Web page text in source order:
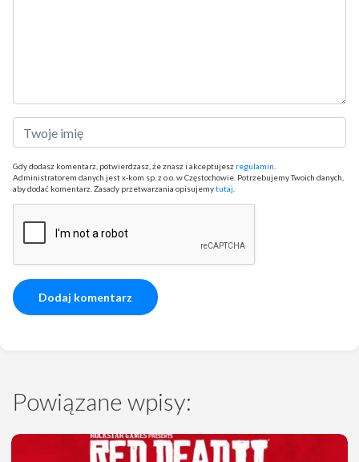
Gdy dodasz komentarz, potwierdzasz, że znasz i akceptujesz regulamin
Administratorem danych jest x-kom sp. z o.o. w Częstochowie. Potrzebujemy Twoich danych,
aby dodać komentarz. Zasady przetwarzania opisujemytutaj
Powiązane wpisy: